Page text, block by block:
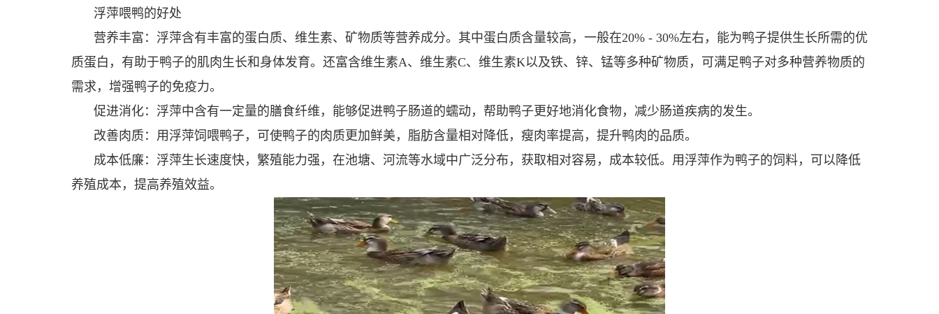
浮萍喂鸭的好处
营养丰富：浮萍含有丰富的蛋白质、维生素、矿物质等营养成分。其中蛋白质含量较高，一般在20% - 30%左右，能为鸭子提供生长所需的优
质蛋白，有助于鸭子的肌肉生长和身体发育。还富含维生素A、维生素C、维生素K以及铁、锌、锰等多种矿物质，可满足鸭子对多种营养物质的
需求，增强鸭子的免疫力。
促进消化：浮萍中含有一定量的膳食纤维，能够促进鸭子肠道的蠕动，帮助鸭子更好地消化食物，减少肠道疾病的发生。
改善肉质：用浮萍饲喂鸭子，可使鸭子的肉质更加鲜美，脂肪含量相对降低，瘦肉率提高，提升鸭肉的品质。
成本低廉：浮萍生长速度快，繁殖能力强，在池塘、河流等水域中广泛分布，获取相对容易，成本较低。用浮萍作为鸭子的饲料，可以降低
养殖成本，提高养殖效益。